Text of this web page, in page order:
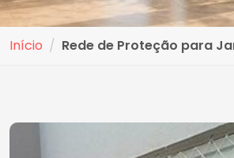
Início Rede de Proteção para